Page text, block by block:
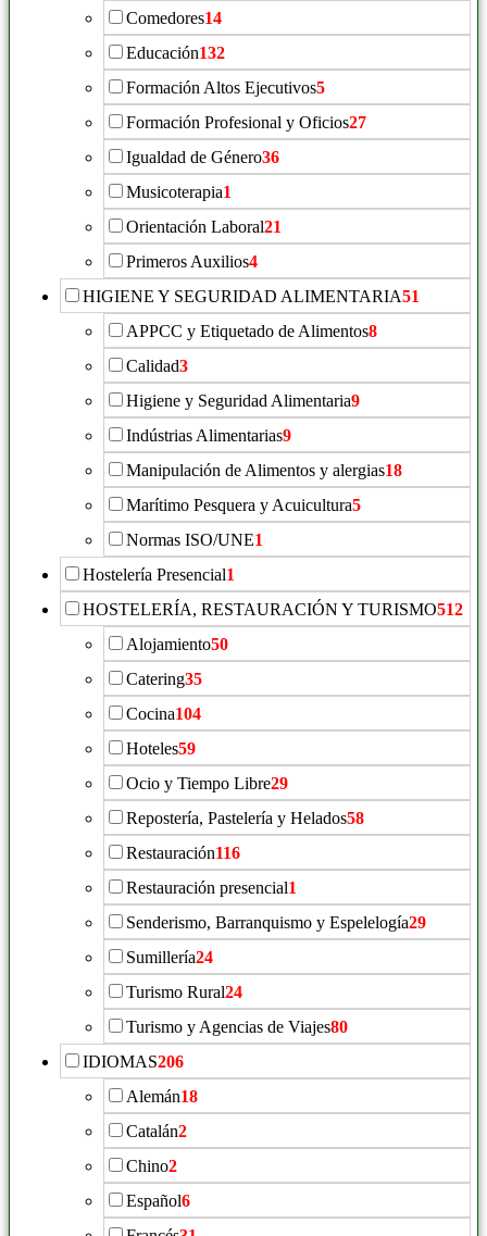
Comedores14
Educación132
Formación Altos Ejecutivos5
Formación Profesional y Oficios27
Igualdad de Género36
Musicoterapia1
Orientación Laboral21
Primeros Auxilios4
HIGIENE Y SEGURIDAD ALIMENTARIA51
APPCC y Etiquetado de Alimentos8
Calidad3
Higiene y Seguridad Alimentaria9
Indústrias Alimentarias9
Manipulación de Alimentos y alergias18
Marítimo Pesquera y Acuicultura5
Normas ISO/UNE1
Hostelería Presencial1
HOSTELERÍA, RESTAURACIÓN Y TURISMO512
Alojamiento50
Catering35
Cocina104
Hoteles59
Ocio y Tiempo Libre29
Repostería, Pastelería y Helados58
Restauración116
Restauración presencial1
Senderismo, Barranquismo y Espelelogía29
Sumillería24
Turismo Rural24
Turismo y Agencias de Viajes80
IDIOMAS206
Alemán18
Catalán2
Chino2
Español6